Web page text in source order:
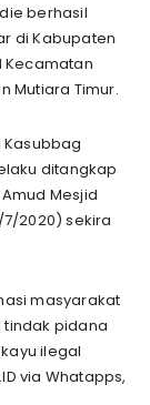
berhasil
di Kabupaten
Kecamatan
Mutiara Timur.
Kasubbag
ditangkap
Mesjid
2020) sekira
masyarakat
pidana
ilegal
via Whatapps,